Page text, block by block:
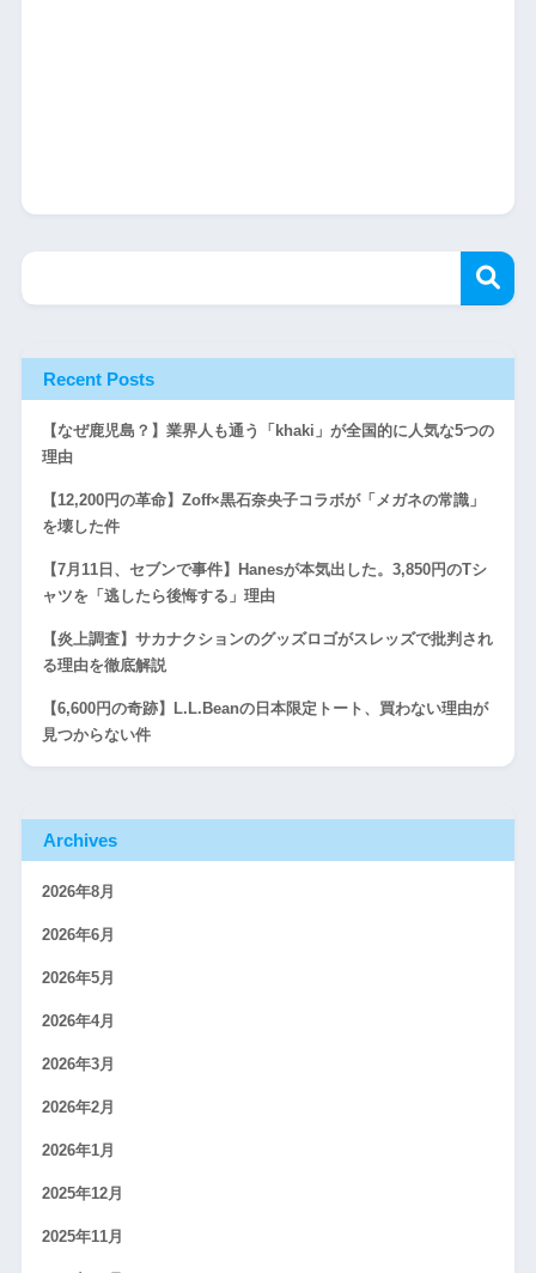
Recent Posts
【なぜ鹿児島？】業界人も通う「khaki」が全国的に人気な5つの
理由
【12,200円の革命】Zoff×黒石奈央子コラボが「メガネの常識」
を壊した件
【7月11日、セブンで事件】Hanesが本気出した。3,850円のTシ
ャツを「逃したら後悔する」理由
【炎上調査】サカナクションのグッズロゴがスレッズで批判され
る理由を徹底解説
【6,600円の奇跡】L.L.Beanの日本限定トート、買わない理由が
見つからない件
Archives
2026年8月
2026年6月
2026年5月
2026年4月
2026年3月
2026年2月
2026年1月
2025年12月
2025年11月